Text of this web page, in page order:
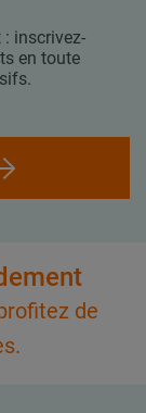
inscrivez-
en toute
de